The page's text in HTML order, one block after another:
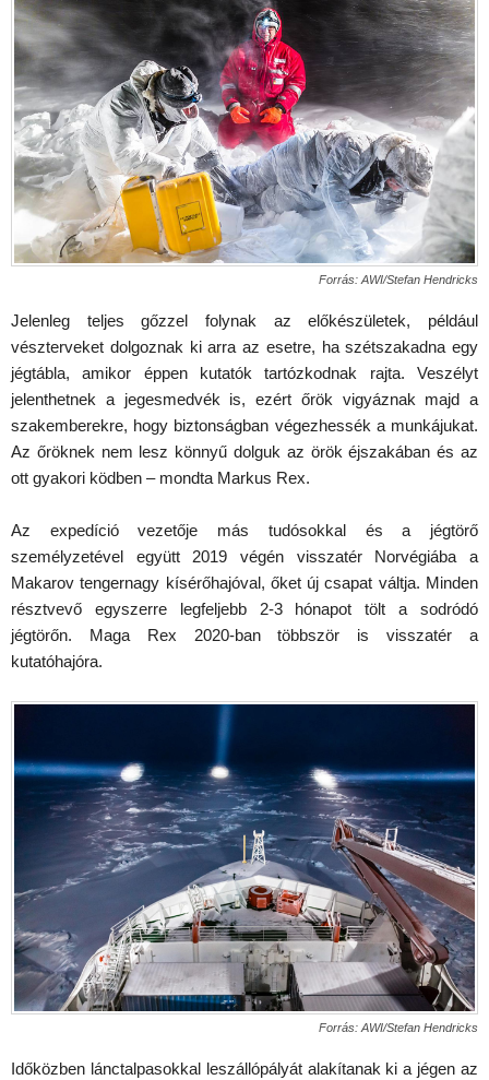
Forrás: AWI/Stefan Hendricks
Jelenleg teljes gőzzel folynak az előkészületek, például
vészterveket dolgoznak ki arra az esetre, ha szétszakadna egy
jégtábla, amikor éppen kutatók tartózkodnak rajta. Veszélyt
jelenthetnek a jegesmedvék is, ezért őrök vigyáznak majd a
szakemberekre, hogy biztonságban végezhessék a munkájukat.
Az őröknek nem lesz könnyű dolguk az örök éjszakában és az
ott gyakori ködben – mondta Markus Rex.
Az expedíció vezetője más tudósokkal és a jégtörő
személyzetével együtt 2019 végén visszatér Norvégiába a
Makarov tengernagy kísérőhajóval, őket új csapat váltja. Minden
résztvevő egyszerre legfeljebb 2-3 hónapot tölt a sodródó
jégtörőn. Maga Rex 2020-ban többször is visszatér a
kutatóhajóra.
Forrás: AWI/Stefan Hendricks
Időközben lánctalpasokkal leszállópályát alakítanak ki a jégen az